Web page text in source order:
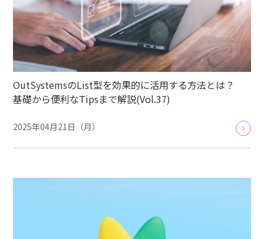
OutSystemsのList型を効果的に活用する方法とは？
基礎から便利なTipsまで解説(Vol.37)
2025年04月21日（月）